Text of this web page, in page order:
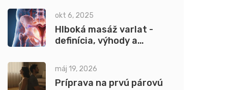
okt 6, 2025
Hlboká masáž varlat -
definícia, výhody a
máj 19, 2026
Príprava na prvú párovú